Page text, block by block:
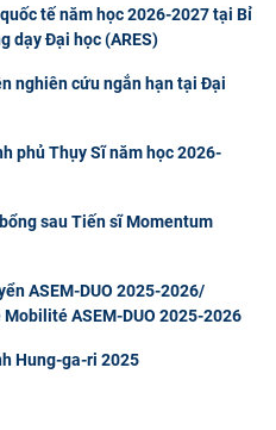
tế năm học 2026-2027 tại Bỉ
dạy Đại học (ARES)
nghiên cứu ngắn hạn tại Đại
phủ Thụy Sĩ năm học 2026-
sau Tiến sĩ Momentum
ASEM-DUO 2025-2026/
ASEM-DUO 2025-2026
Hung-ga-ri 2025